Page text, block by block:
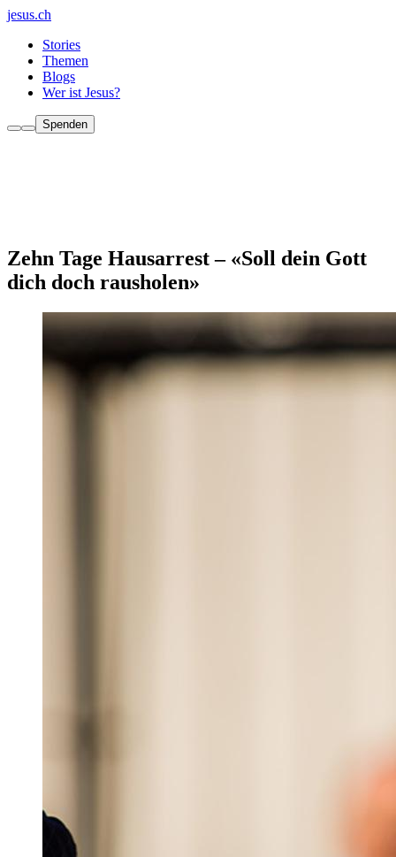
jesus.ch
Stories
Themen
Blogs
Wer ist Jesus?
Spenden
Zehn Tage Hausarrest – «Soll dein Gott
dich doch rausholen»